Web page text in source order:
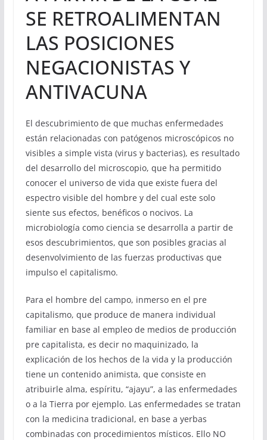
SE RETROALIMENTAN
LAS POSICIONES
NEGACIONISTAS Y
ANTIVACUNA
El descubrimiento de que muchas enfermedades
están relacionadas con patógenos microscópicos no
visibles a simple vista (virus y bacterias), es resultado
del desarrollo del microscopio, que ha permitido
conocer el universo de vida que existe fuera del
espectro visible del hombre y del cual este solo
siente sus efectos, benéficos o nocivos. La
microbiología como ciencia se desarrolla a partir de
esos descubrimientos, que son posibles gracias al
desenvolvimiento de las fuerzas productivas que
impulso el capitalismo.
Para el hombre del campo, inmerso en el pre
capitalismo, que produce de manera individual
familiar en base al empleo de medios de producción
pre capitalista, es decir no maquinizado, la
explicación de los hechos de la vida y la producción
tiene un contenido animista, que consiste en
atribuirle alma, espíritu, “ajayu”, a las enfermedades
o a la Tierra por ejemplo. Las enfermedades se tratan
con la medicina tradicional, en base a yerbas
combinadas con procedimientos místicos. Ello NO